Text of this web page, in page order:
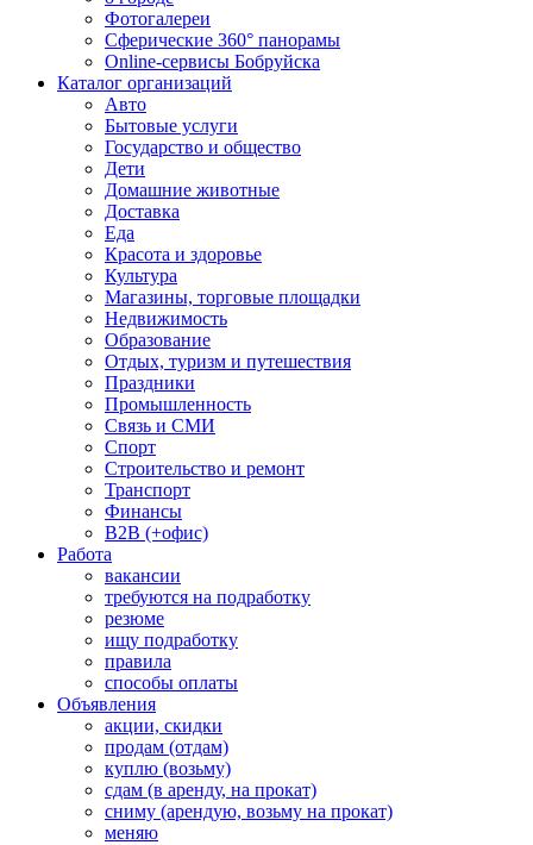
Фотогалереи
Сферические 360° панорамы
Online-сервисы Бобруйска
Каталог организаций
Авто
Бытовые услуги
Государство и общество
Дети
Домашние животные
Доставка
Еда
Красота и здоровье
Культура
Магазины, торговые площадки
Недвижимость
Образование
Отдых, туризм и путешествия
Праздники
Промышленность
Связь и СМИ
Спорт
Строительство и ремонт
Транспорт
Финансы
B2B (+офис)
Работа
вакансии
требуются на подработку
резюме
ищу подработку
правила
способы оплаты
Объявления
акции, скидки
продам (отдам)
куплю (возьму)
сдам (в аренду, на прокат)
сниму (арендую, возьму на прокат)
меняю